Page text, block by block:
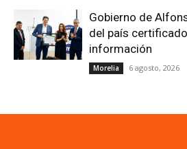
Gobierno de
del país
información
Morelia 6 agosto, 2026